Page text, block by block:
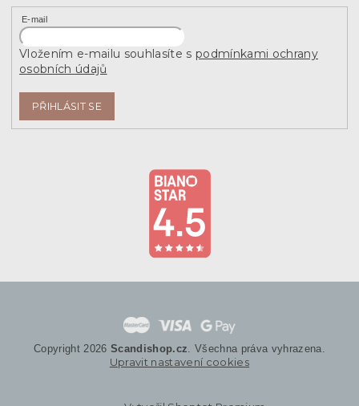
E-mail
Vložením e-mailu souhlasíte s podmínkami ochrany
osobních údajů
PŘIHLÁSIT SE
Copyright 2026 Scandishop.cz . Všechna práva vyhrazena.
Upravit nastavení cookies